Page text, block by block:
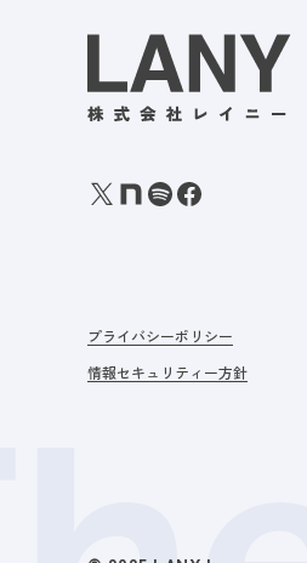
プライバシーポリシー
情報セキュリティー方針